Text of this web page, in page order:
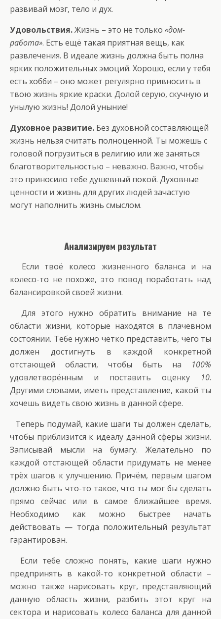
развивай мозг, тело и дух.
Удовольствия.Жизнь – это не только «дом-
работа». Есть ещё такая приятная вещь, как
развлечения. В идеале жизнь должна быть полна
ярких положительных эмоций. Хорошо, если у тебя
есть хобби – оно может регулярно привносить в
твою жизнь яркие краски. Долой серую, скучную и
унылую жизнь! Долой уныние!
Духовное развитие. Без духовной составляющей
жизнь нельзя считать полноценной. Ты можешь с
головой погрузиться в религию или же заняться
благотворительностью – неважно. Важно, чтобы
это приносило тебе душевный покой. Духовные
ценности и жизнь для других людей зачастую
могут наполнить жизнь смыслом.
Анализируем результат
Если твоё колесо жизненного баланса и на
колесо-то не похоже, это повод поработать над
балансировкой своей жизни.
Для этого нужно обратить внимание на те
области жизни, которые находятся в плачевном
состоянии. Тебе нужно чётко представить, чего ты
должен достигнуть в каждой конкретной
отстающей области, чтобы быть на 100%
удовлетворённым и поставить оценку 10.
Другими словами, иметь представление, какой ты
хочешь видеть свою жизнь в данной сфере.
Теперь подумай, какие шаги ты должен сделать,
чтобы приблизится к идеалу данной сферы жизни.
Записывай мысли на бумагу. Желательно по
каждой отстающей области придумать не менее
трёх шагов к улучшению. Причём, первым шагом
должно быть что-то такое, что ты мог бы сделать
прямо сейчас или в самое ближайшее время.
Необходимо как можно быстрее начать
действовать — тогда положительный результат
гарантирован.
Если тебе сложно понять, какие шаги нужно
предпринять в какой-то конкретной области –
можно также нарисовать круг, представляющий
данную область жизни, разбить этот круг на
сектора и нарисовать колесо баланса для данной